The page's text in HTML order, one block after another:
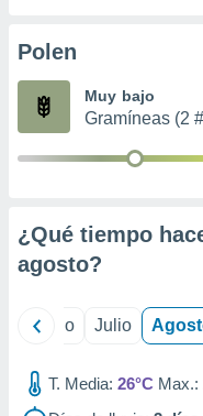
e
mediante
publicidad
publicidad
de
Polen
Muy bajo
Gramíneas (2
¿Qué tiempo
agosto?
Junio Julio
T. Media: 26°C Max.: